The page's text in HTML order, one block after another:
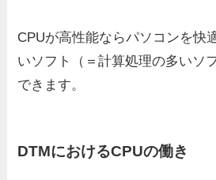
CPUが高性能ならパソコンを快
いソフト（＝計算処理の多いソ
できます。
DTMにおけるCPUの働き